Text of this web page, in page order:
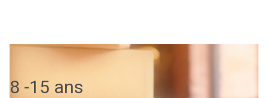
8 -15 ans